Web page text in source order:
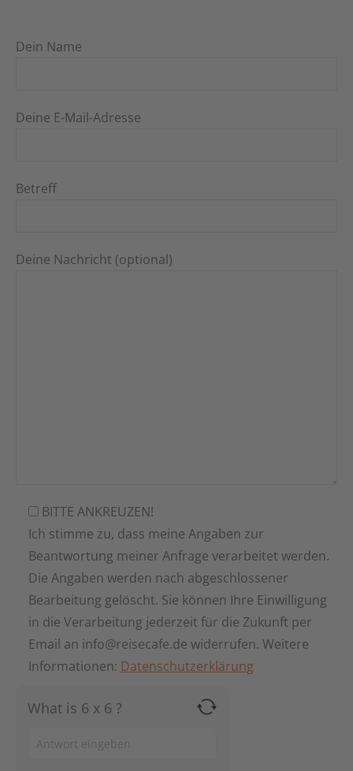
Dein Name
Deine E-Mail-Adresse
Betreff
Deine Nachricht (optional)
BITTE ANKREUZEN!
Ich stimme zu, dass meine Angaben zur
Beantwortung meiner Anfrage verarbeitet werden.
Die Angaben werden nach abgeschlossener
Bearbeitung gelöscht. Sie können Ihre Einwilligung
in die Verarbeitung jederzeit für die Zukunft per
Email an info@reisecafe.de widerrufen. Weitere
Informationen: Datenschutzerklärung
What is 6 x 6 ?
for